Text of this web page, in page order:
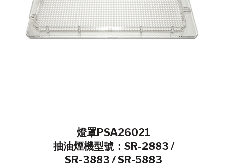
燈罩PSA26021
抽油煙機型號：SR-2883 /
SR-3883 / SR-5883